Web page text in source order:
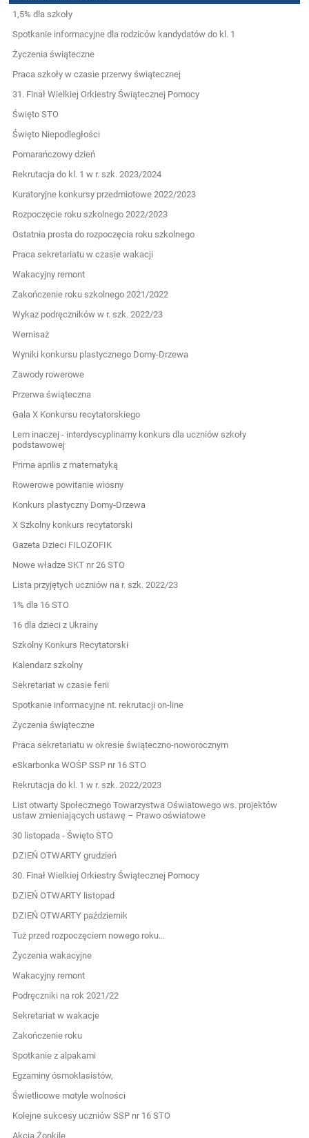
1,5% dla szkoły
Spotkanie informacyjne dla rodziców kandydatów do kl. 1
Życzenia świąteczne
Praca szkoły w czasie przerwy świątecznej
31. Finał Wielkiej Orkiestry Świątecznej Pomocy
Święto STO
Święto Niepodległości
Pomarańczowy dzień
Rekrutacja do kl. 1 w r. szk. 2023/2024
Kuratoryjne konkursy przedmiotowe 2022/2023
Rozpoczęcie roku szkolnego 2022/2023
Ostatnia prosta do rozpoczęcia roku szkolnego
Praca sekretariatu w czasie wakacji
Wakacyjny remont
Zakończenie roku szkolnego 2021/2022
Wykaz podręczników w r. szk. 2022/23
Wernisaż
Wyniki konkursu plastycznego Domy-Drzewa
Zawody rowerowe
Przerwa świąteczna
Gala X Konkursu recytatorskiego
Lem inaczej - interdyscyplinarny konkurs dla uczniów szkoły
podstawowej
Prima aprilis z matematyką
Rowerowe powitanie wiosny
Konkurs plastyczny Domy-Drzewa
X Szkolny konkurs recytatorski
Gazeta Dzieci FILOZOFIK
Nowe władze SKT nr 26 STO
Lista przyjętych uczniów na r. szk. 2022/23
1% dla 16 STO
16 dla dzieci z Ukrainy
Szkolny Konkurs Recytatorski
Kalendarz szkolny
Sekretariat w czasie ferii
Spotkanie informacyjne nt. rekrutacji on-line
Życzenia świąteczne
Praca sekretariatu w okresie świąteczno-noworocznym
eSkarbonka WOŚP SSP nr 16 STO
Rekrutacja do kl. 1 w r. szk. 2022/2023
List otwarty Społecznego Towarzystwa Oświatowego ws. projektów
ustaw zmieniających ustawę – Prawo oświatowe
30 listopada - Święto STO
DZIEŃ OTWARTY grudzień
30. Finał Wielkiej Orkiestry Świątecznej Pomocy
DZIEŃ OTWARTY listopad
DZIEŃ OTWARTY październik
Tuż przed rozpoczęciem nowego roku...
Życzenia wakacyjne
Wakacyjny remont
Podręczniki na rok 2021/22
Sekretariat w wakacje
Zakończenie roku
Spotkanie z alpakami
Egzaminy ósmoklasistów,
Świetlicowe motyle wolności
Kolejne sukcesy uczniów SSP nr 16 STO
Akcja Żonkile